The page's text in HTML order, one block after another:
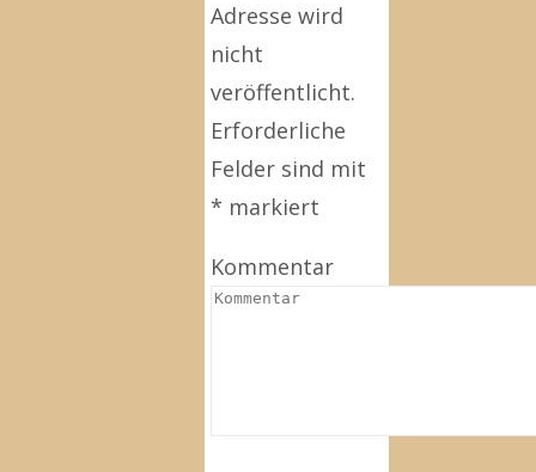
Adresse wird
nicht
veröffentlicht.
Erforderliche
Felder sind mit
* markiert
Kommentar